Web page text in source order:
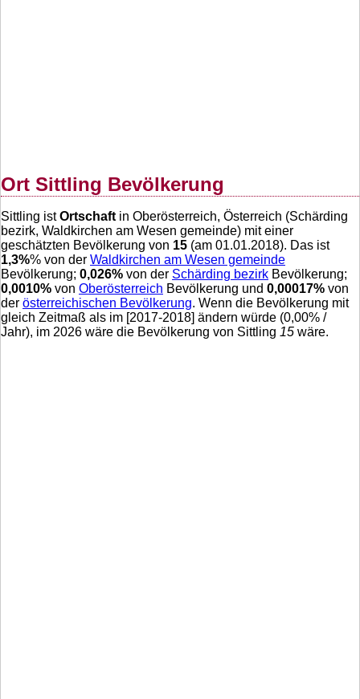
Ort Sittling Bevölkerung
Sittling istOrtschaft in Oberösterreich, Österreich (Schärding
bezirk, Waldkirchen am Wesen gemeinde) mit einer
geschätzten Bevölkerung von 15 (am 01.01.2018). Das ist
1,3%% von der Waldkirchen am Wesen gemeinde
Bevölkerung; 0,026% von der Schärding bezirk Bevölkerung;
0,0010% von Oberösterreich Bevölkerung und 0,00017% von
der österreichischen Bevölkerung. Wenn die Bevölkerung mit
gleich Zeitmaß als im [2017-2018] ändern würde (0,00% /
Jahr), im 2026 wäre die Bevölkerung von Sittling 15 wäre.